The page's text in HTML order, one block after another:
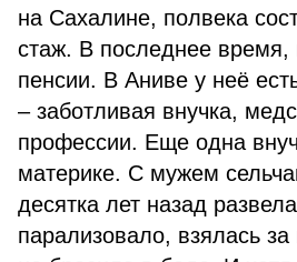
на Сахалине, полвека
стаж. В последнее время,
пенсии. В Аниве у неё
– заботливая внучка,
профессии. Еще одна
материке. С мужем
десятка лет назад
парализовало, взялась